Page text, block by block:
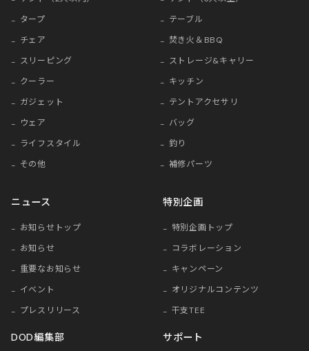
タープ
テーブル
チェア
焚き火＆BBQ
スリーピング
ストレージ&キャリー
クーラー
キッチン
ガジェット
テントアクセサリ
ウェア
バッグ
ライフスタイル
釣り
その他
補修パーツ
ニュース
お知らせトップ
お知らせ
重要なお知らせ
イベント
プレスリリース
特別企画
特別企画トップ
コラボレーション
キャンペーン
オリジナルコンテンツ
干支TEE
DOD編集部 サポート